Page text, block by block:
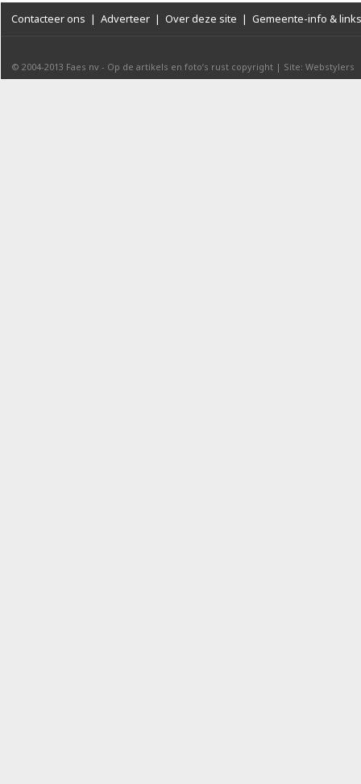
Contacteer ons | Adverteer | Over deze site | Gemeente-info & links
© 2004-2013 Faes nv - Op de artikels en foto’s rust copyright | Site: Webstylers